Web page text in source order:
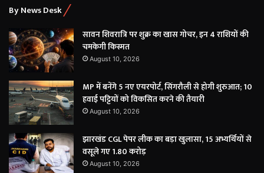
By News Desk
सावन शिवरात्रि पर शुक्र का खास गोचर, इन 4 राशियों की
चमकेगी किस्मत
August 10, 2026
MP में बनेंगे 5 नए एयरपोर्ट, सिंगरौली से होगी शुरुआत; 10
हवाई पट्टियों को विकसित करने की तैयारी
August 10, 2026
झारखंड CGL पेपर लीक का बड़ा खुलासा, 15 अभ्यर्थियों से
वसूले गए 1.80 करोड़
August 10, 2026